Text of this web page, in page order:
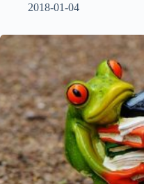
2018-01-04